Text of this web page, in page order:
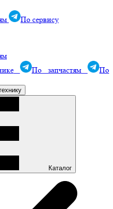
По сервису
По запчастям
По
Каталог